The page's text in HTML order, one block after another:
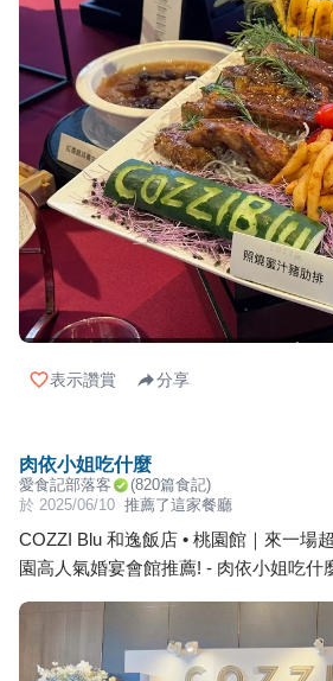
表示讚賞 分享
肉依小姐吃什麼
愛食記部落客 (820篇食記)
於 2025/06/10 推薦了這家餐廳
COZZI Blu 和逸飯店 • 桃園館｜來一場
園高人氣婚宴會館推薦! - 肉依小姐吃什